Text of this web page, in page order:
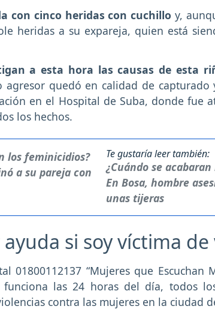
con cinco heridas con cuchillo y,
heridas a su expareja, quien está
a esta hora las causas de esta
agresor quedó en calidad de
en el Hospital de Suba, donde fue
los hechos.
Te gustaría leer también:
¿Cuándo se
En Bosa, hombre
unas tijeras
si soy víctima de
01800112137 “Mujeres que Escuchan
las 24 horas del día, todos
contra las mujeres en la ciudad